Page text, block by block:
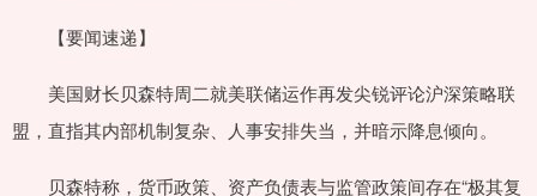
【要闻速递】
美国财长贝森特周二就美联储运作再发尖锐评论沪深策略联
盟，直指其内部机制复杂、人事安排失当，并暗示降息倾向。
贝森特称，货币政策、资产负债表与监管政策间存在“极其复